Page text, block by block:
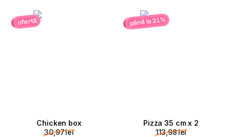
ofertă
Chicken box
30,97 lei
până la 21%
Pizza 35 cm x 2
113,98 lei